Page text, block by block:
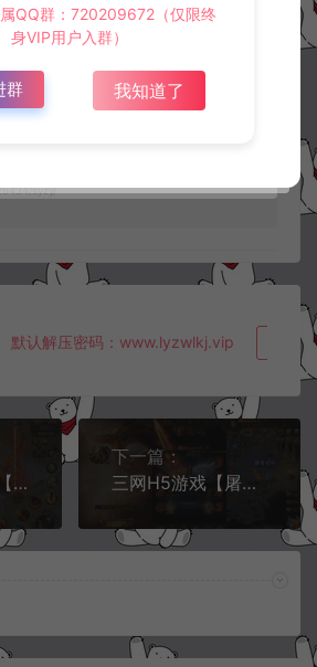
之处的资源，请在网站右边客服联系我们。
商用！
syzy/
默认解压密码：www.lyzwlkj.vip 复
白日门传奇手游【1.80散人传奇单职业】1月最新整理Win一键服务端+明文资源+GM后台+安卓苹果双端+详细搭建教程+视频教程
下一篇：
三网H5游戏【屠龙圣域H5】1月最新整理Win一键服务端+GM分级授权后台+详细搭建教程+视频教程
QQ群：720209672（仅限终
身VIP用户入群）
群 我知道了